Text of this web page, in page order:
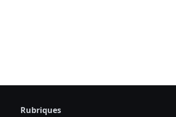
Rubriques